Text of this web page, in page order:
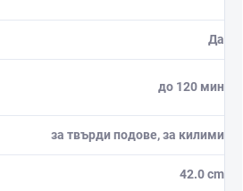
Да
до 120 мин
за твърди подове, за килими
42.0 cm